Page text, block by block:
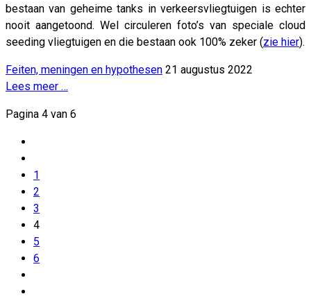
bestaan van geheime tanks in verkeersvliegtuigen is echter
nooit aangetoond. Wel circuleren foto’s van speciale cloud
seeding vliegtuigen en die bestaan ook 100% zeker (zie hier).
Feiten, meningen en hypothesen 21 augustus 2022
Lees meer …
Pagina 4 van 6
1
2
3
4
5
6